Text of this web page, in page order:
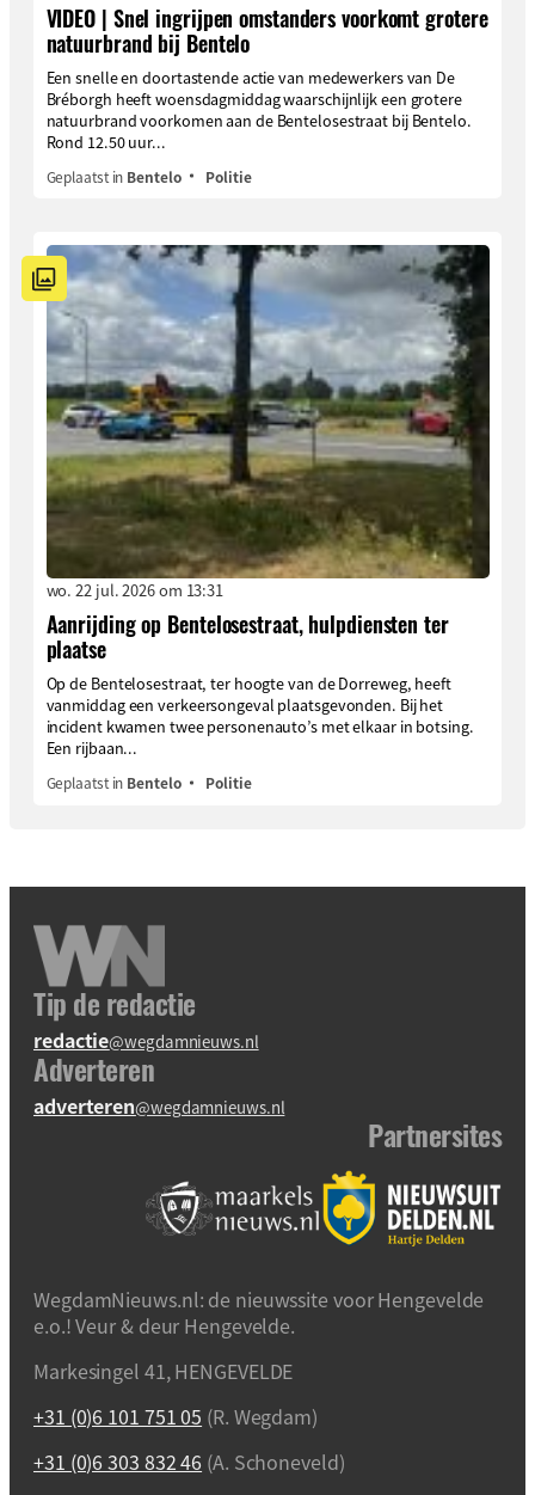
VIDEO | Snel ingrijpen omstanders voorkomt grotere
natuurbrand bij Bentelo
Een snelle en doortastende actie van medewerkers van De
Bréborgh heeft woensdagmiddag waarschijnlijk een grotere
natuurbrand voorkomen aan de Bentelosestraat bij Bentelo.
Rond 12.50 uur...
Geplaatst in Bentelo Politie
wo. 22 jul. 2026 om 13:31
Aanrijding op Bentelosestraat, hulpdiensten ter
plaatse
Op de Bentelosestraat, ter hoogte van de Dorreweg, heeft
vanmiddag een verkeersongeval plaatsgevonden. Bij het
incident kwamen twee personenauto’s met elkaar in botsing.
Een rijbaan...
Geplaatst in Bentelo Politie
Tip de redactie
redactie@wegdamnieuws.nl
Adverteren
adverteren@wegdamnieuws.nl
Partnersites
WegdamNieuws.nl: de nieuwssite voor Hengevelde
e.o.! Veur & deur Hengevelde.
Markesingel 41, HENGEVELDE
+31 (0)6 101 751 05 (R. Wegdam)
+31 (0)6 303 832 46 (A. Schoneveld)